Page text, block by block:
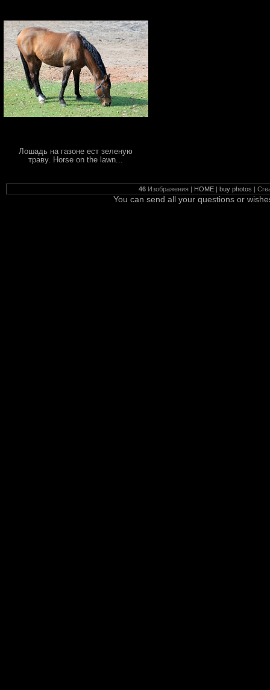
Лошадь на газоне ест зеленую
траву. Horse on the lawn...
46 Изображения | HOME | buy photos |
You can send all your questions or